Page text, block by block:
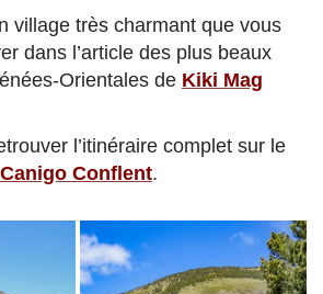
village très charmant que vous
dans l’article des plus beaux
Orientales de Kiki Mag
l’itinéraire complet sur le
Conflent.